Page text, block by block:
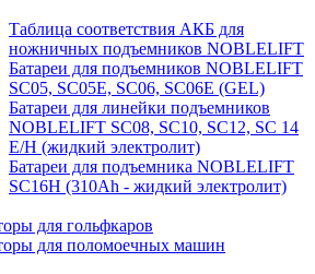
Таблица соответствия АКБ для
ножничных подъемников NOBLELIFT
Батареи для подъемников NOBLELIFT
SC05, SC05E, SC06, SC06E (GEL)
Батареи для линейки подъемников
NOBLELIFT SC08, SC10, SC12, SC 14
E/H (жидкий электролит)
Батареи для подъемника NOBLELIFT
SC16H (310Ah - жидкий электролит)
для гольфкаров
для поломоечных машин